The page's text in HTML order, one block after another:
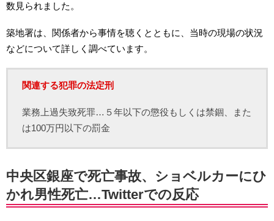
数見られました。
築地署は、関係者から事情を聴くとともに、当時の現場の状況
などについて詳しく調べています。
関連する犯罪の法定刑
業務上過失致死罪…５年以下の懲役もしくは禁錮、また
は100万円以下の罰金
中央区銀座で死亡事故、ショベルカーにひ
かれ男性死亡…Twitterでの反応